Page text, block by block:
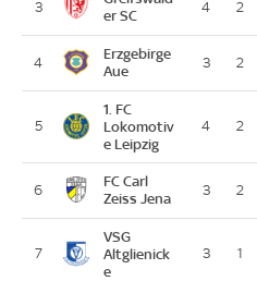
3
er SC
4 2
4
Erzgebirge
Aue
3 2
5
1. FC
Lokomotiv
e Leipzig
4 2
6
FC Carl
Zeiss Jena
3 2
7
VSG
Altglienick
e
3 1